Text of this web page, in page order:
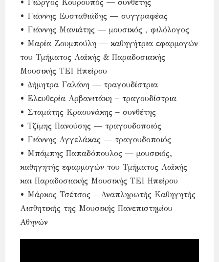
• Γιώργος Κουρουπός — συνθέτης
• Γιάννης Ευσταθιάδης — συγγραφέας
• Γιάννης Μανιάτης — μουσικός , φιλόλογος
• Μαρία Ζουμπούλη — καθηγήτρια εφαρμογών
του Τμήματος Λαϊκής & Παραδοσιακής
Μουσικής ΤΕΙ Ηπείρου
• Δήμητρα Γαλάνη — τραγουδίστρια
• Ελευθερία Αρβανιτάκη – τραγουδίστρια
• Σταμάτης Κραουνάκης – συνθέτης
• Τζίμης Πανούσης — τραγουδοποιός
• Γιάννης Αγγελάκας — τραγουδοποιός
• Μπάμπης Παπαδόπουλος — μουσικός,
καθηγητής εφαρμογών του Τμήματος Λαϊκής
και Παραδοσιακής Μουσικής ΤΕΙ Ηπείρου
• Μάρκος Τσέτσος – Αναπληρωτής Καθηγητής
Αισθητικής της Μουσικής Πανεπιστημίου
Αθηνών